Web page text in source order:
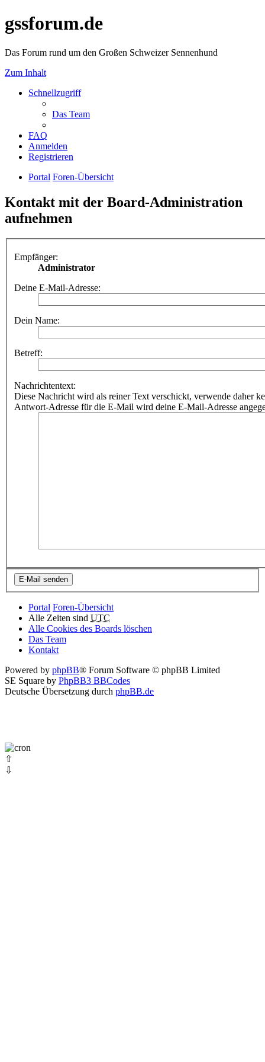
gssforum.de
Das Forum rund um den Großen Schweizer Sennenhund
Zum Inhalt
Schnellzugriff
Das Team
FAQ
Anmelden
Registrieren
Portal Foren-Übersicht
Kontakt mit der Board-Administration
aufnehmen
Empfänger:
Administrator
Deine E-Mail-Adresse:
Dein Name:
Betreff:
Nachrichtentext:
Diese Nachricht wird als reiner Text verschickt, verwende daher
Antwort-Adresse für die E-Mail wird deine E-Mail-Adresse
Portal Foren-Übersicht
Alle Zeiten sind UTC
Alle Cookies des Boards löschen
Das Team
Kontakt
Powered by phpBB® Forum Software © phpBB Limited
SE Square by PhpBB3 BBCodes
Deutsche Übersetzung durch phpBB.de
⇧
⇩